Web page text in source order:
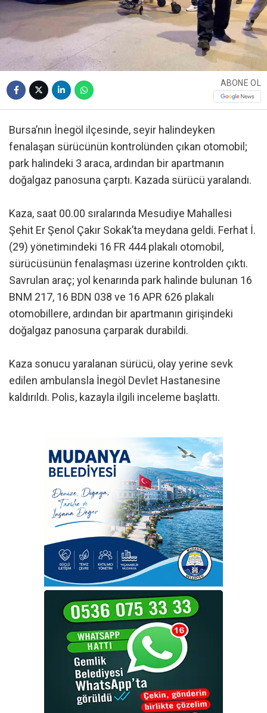
ABONE OL
Bursa’nın İnegöl ilçesinde, seyir halindeyken
fenalaşan sürücünün kontrolünden çıkan otomobil;
park halindeki 3 araca, ardından bir apartmanın
doğalgaz panosuna çarptı. Kazada sürücü yaralandı.
Kaza, saat 00.00 sıralarında Mesudiye Mahallesi
Şehit Er Şenol Çakır Sokak’ta meydana geldi. Ferhat İ.
(29) yönetimindeki 16 FR 444 plakalı otomobil,
sürücüsünün fenalaşması üzerine kontrolden çıktı.
Savrulan araç; yol kenarında park halinde bulunan 16
BNM 217, 16 BDN 038 ve 16 APR 626 plakalı
otomobillere, ardından bir apartmanın girişindeki
doğalgaz panosuna çarparak durabildi.
Kaza sonucu yaralanan sürücü, olay yerine sevk
edilen ambulansla İnegöl Devlet Hastanesine
kaldırıldı. Polis, kazayla ilgili inceleme başlattı.